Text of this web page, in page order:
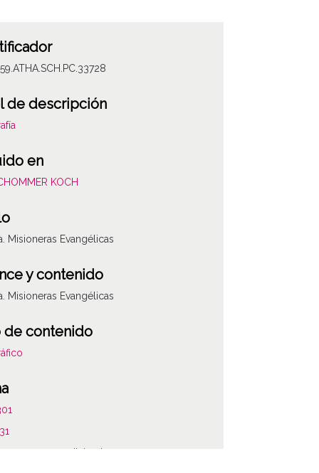
de descripción
en
KOCH
Misioneras Evangélicas
y contenido
Misioneras Evangélicas
de contenido
1 a 1955, diciembre, 31